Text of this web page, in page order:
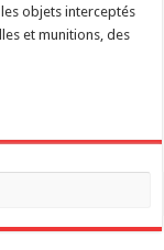
objets interceptés
et munitions, des